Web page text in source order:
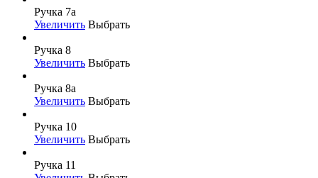
Ручка 7а
Увеличить Выбрать
Ручка 8
Увеличить Выбрать
Ручка 8а
Увеличить Выбрать
Ручка 10
Увеличить Выбрать
Ручка 11